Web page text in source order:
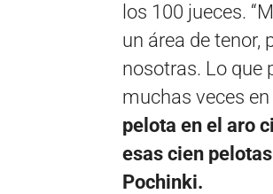
los 100 jueces.
un área de
nosotras. Lo que
muchas veces
pelota en el aro
esas cien
Pochinki.